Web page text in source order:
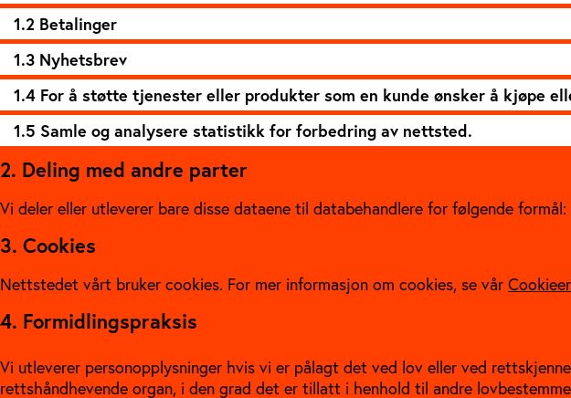
1.2 Betalinger
1.3 Nyhetsbrev
1.4 For å støtte tjenester eller produkter som en kunde ønsker å kjøpe
1.5 Samle og analysere statistikk for forbedring av nettsted.
2. Deling med andre parter
Vi deler eller utleverer bare disse dataene til databehandlere for følgende formål:
3. Cookies
Nettstedet vårt bruker cookies. For mer informasjon om cookies, se vår
4. Formidlingspraksis
Vi utleverer personopplysninger hvis vi er pålagt det ved lov eller ved
rettshåndhevende organ, i den grad det er tillatt i henhold til andre